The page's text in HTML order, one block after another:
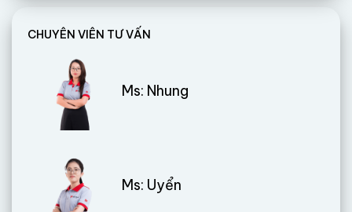
CHUYÊN VIÊN TƯ VẤN
Ms: Nhung
Ms: Uyển